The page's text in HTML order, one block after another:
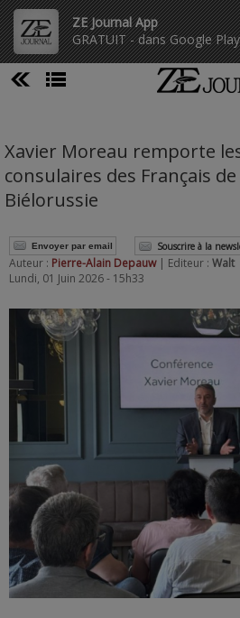
ZE Journal App
GRATUIT - dans Google Play
Xavier Moreau remporte
consulaires des Français
Biélorussie
Envoyer par email Souscrire à la
Auteur : Pierre-Alain Depauw | Editeur : Walt
Lundi, 01 Juin 2026 - 15h33